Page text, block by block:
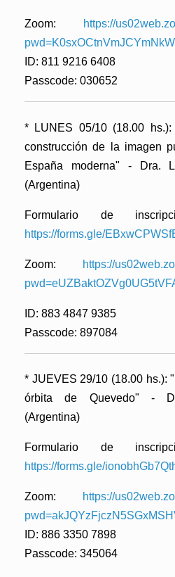
Zoom:
https://
ID: 811 9216 6408
Passcode: 030652
* LUNES 05/10 (18.00
construcción de la imagen
España moderna" - Dra.
(Argentina)
Formulario de
https://forms.gle/
Zoom:
https://
ID: 883 4847 9385
Passcode: 897084
* JUEVES 29/10 (18.00 hs.):
órbita de Quevedo" -
(Argentina)
Formulario de
https://forms.gle/
Zoom:
https://
ID: 886 3350 7898
Passcode: 345064